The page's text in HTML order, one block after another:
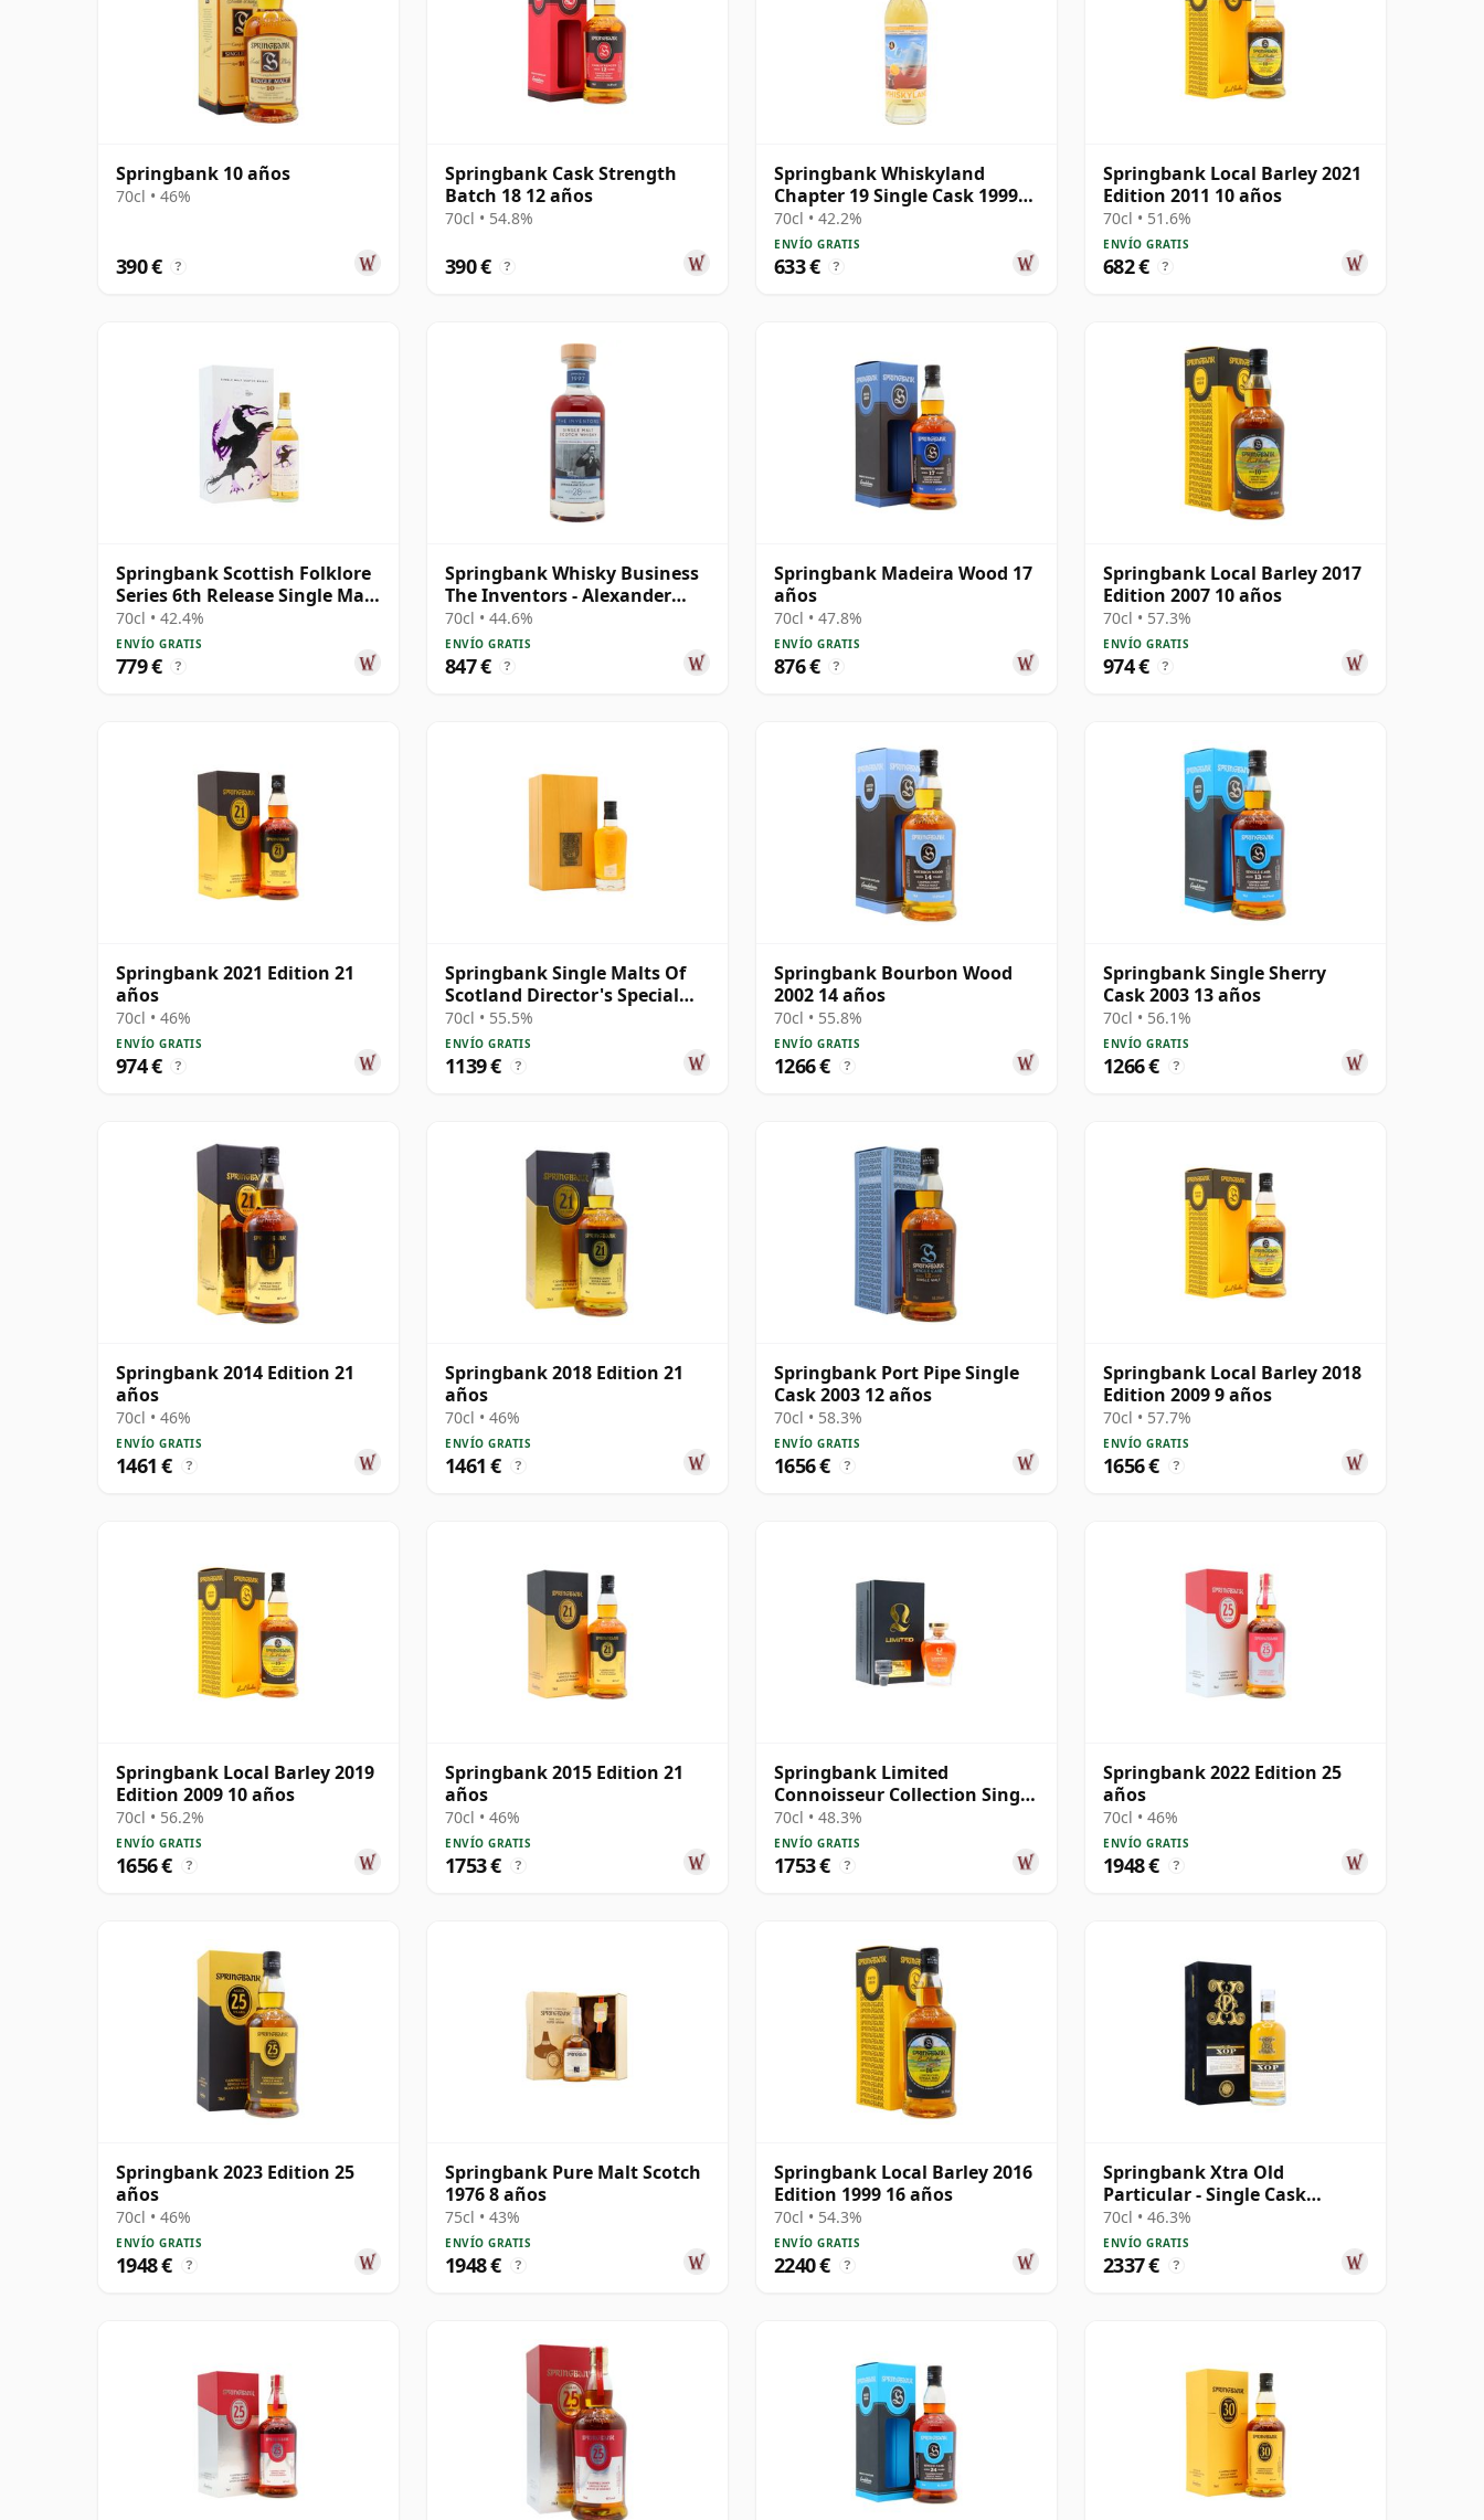
Springbank 10 años
70cl • 46%
390 € ?
Springbank Cask Strength
Batch 18 12 años
70cl • 54.8%
390 € ?
Springbank Whiskyland
Chapter 19 Single Cask 1999
25 años
70cl • 42.2%
ENVÍO GRATIS
633 € ?
Springbank Local Barley 2021
Edition 2011 10 años
70cl • 51.6%
ENVÍO GRATIS
682 € ?
Springbank Scottish Folklore
Series 6th Release Single Malt
S 2000 21 años
70cl • 42.4%
ENVÍO GRATIS
779 € ?
Springbank Whisky Business
The Inventors - Alexander
Graham B 1997 28 años
70cl • 44.6%
ENVÍO GRATIS
847 € ?
Springbank Madeira Wood 17
años
70cl • 47.8%
ENVÍO GRATIS
876 € ?
Springbank Local Barley 2017
Edition 2007 10 años
70cl • 57.3%
ENVÍO GRATIS
974 € ?
Springbank 2021 Edition 21
años
70cl • 46%
ENVÍO GRATIS
974 € ?
Springbank Single Malts Of
Scotland Director's Special
Scotch 25 años
70cl • 55.5%
ENVÍO GRATIS
1139 € ?
Springbank Bourbon Wood
2002 14 años
70cl • 55.8%
ENVÍO GRATIS
1266 € ?
Springbank Single Sherry
Cask 2003 13 años
70cl • 56.1%
ENVÍO GRATIS
1266 € ?
Springbank 2014 Edition 21
años
70cl • 46%
ENVÍO GRATIS
1461 € ?
Springbank 2018 Edition 21
años
70cl • 46%
ENVÍO GRATIS
1461 € ?
Springbank Port Pipe Single
Cask 2003 12 años
70cl • 58.3%
ENVÍO GRATIS
1656 € ?
Springbank Local Barley 2018
Edition 2009 9 años
70cl • 57.7%
ENVÍO GRATIS
1656 € ?
Springbank Local Barley 2019
Edition 2009 10 años
70cl • 56.2%
ENVÍO GRATIS
1656 € ?
Springbank 2015 Edition 21
años
70cl • 46%
ENVÍO GRATIS
1753 € ?
Springbank Limited
Connoisseur Collection Single
Cask #230 1991 31 años
70cl • 48.3%
ENVÍO GRATIS
1753 € ?
Springbank 2022 Edition 25
años
70cl • 46%
ENVÍO GRATIS
1948 € ?
Springbank 2023 Edition 25
años
70cl • 46%
ENVÍO GRATIS
1948 € ?
Springbank Pure Malt Scotch
1976 8 años
75cl • 43%
ENVÍO GRATIS
1948 € ?
Springbank Local Barley 2016
Edition 1999 16 años
70cl • 54.3%
ENVÍO GRATIS
2240 € ?
Springbank Xtra Old
Particular - Single Cask
#18281 1992 31 años
70cl • 46.3%
ENVÍO GRATIS
2337 € ?